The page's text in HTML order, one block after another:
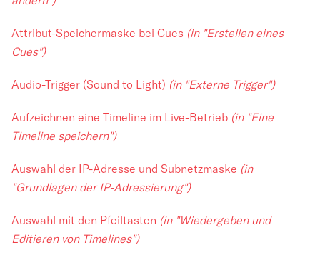
Attribut-Speichermaske bei Cues (in "Erstellen eines
Cues")
Audio-Trigger (Sound to Light) (in "Externe Trigger")
Aufzeichnen eine Timeline im Live-Betrieb (in "Eine
Timeline speichern")
Auswahl der IP-Adresse und Subnetzmaske (in
"Grundlagen der IP-Adressierung")
Auswahl mit den Pfeiltasten (in "Wiedergeben und
Editieren von Timelines")